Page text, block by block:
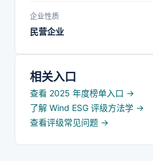
企业性质
民营企业
相关入口
查看 2025 年度榜单入口 →
了解 Wind ESG 评级方法学 →
查看评级常见问题 →